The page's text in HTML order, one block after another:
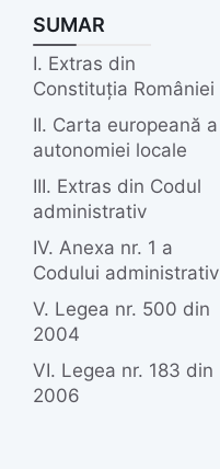
SUMAR
I. Extras din
Constituția României
II. Carta europeană a
autonomiei locale
III. Extras din Codul
administrativ
IV. Anexa nr. 1 a
Codului administrativ
V. Legea nr. 500 din
2004
VI. Legea nr. 183 din
2006